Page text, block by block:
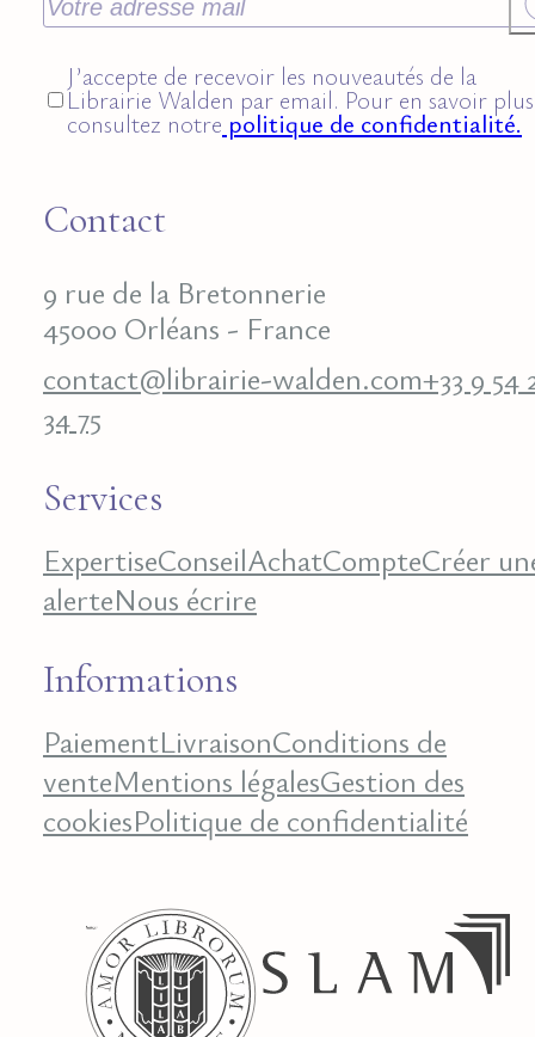
J’accepte de recevoir les nouveautés de la
Librairie Walden par email. Pour en savoir
consultez notre politique de confidentialité.
Contact
9 rue de la Bretonnerie
45000 Orléans - France
contact@librairie-walden.com+33 9 54
34 75
Services
ExpertiseConseilAchatCompteCréer
alerteNous écrire
Informations
PaiementLivraisonConditions de
venteMentions légalesGestion des
cookiesPolitique de confidentialité